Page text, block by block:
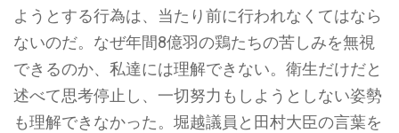
ようとする行為は、当たり前に行われなくてはなら
ないのだ。なぜ年間8億羽の鶏たちの苦しみを無視
できるのか、私達には理解できない。衛生だけだと
述べて思考停止し、一切努力もしようとしない姿勢
も理解できなかった。堀越議員と田村大臣の言葉を